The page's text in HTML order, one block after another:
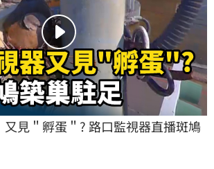
又見＂孵蛋＂? 路口監視器直播斑鳩